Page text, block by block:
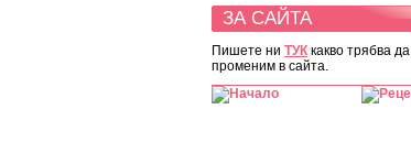
ЗА САЙТА
Пишете ни ТУК какво трябва да
променим в сайта.